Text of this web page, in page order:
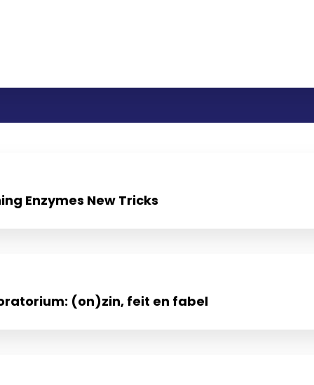
Enzymes New Tricks
(on)zin, feit en fabel